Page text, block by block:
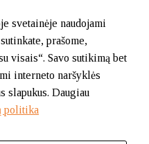
73 229
02 83
Klaipėda
17.00.
svetainėje naudojami
prašome,
visais“. Savo sutikimą bet
interneto naršyklės
slapukus. Daugiau
politika